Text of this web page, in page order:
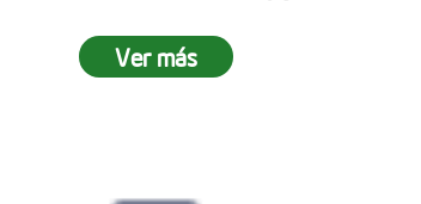
Ver más